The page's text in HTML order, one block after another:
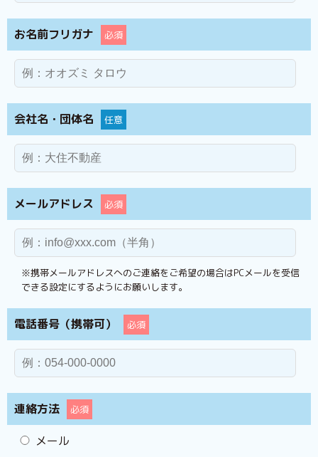
お名前フリガナ 必須
会社名・団体名 任意
メールアドレス 必須
※携帯メールアドレスへのご連絡をご希望の場合はPCメールを受信
できる設定にするようにお願いします。
電話番号（携帯可） 必須
連絡方法 必須
メール